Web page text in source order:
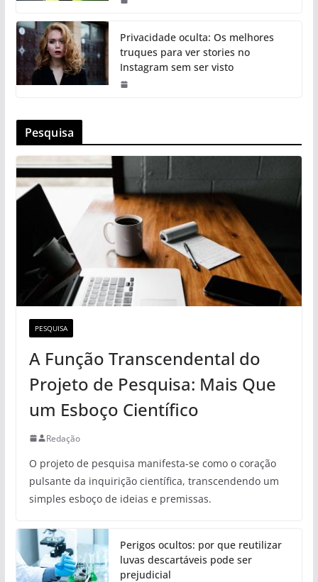
Privacidade oculta: Os melhores
truques para ver stories no
Instagram sem ser visto
Pesquisa
PESQUISA
A Função Transcendental do
Projeto de Pesquisa: Mais Que
um Esboço Científico
Redação
O projeto de pesquisa manifesta-se como o coração
pulsante da inquirição científica, transcendendo um
simples esboço de ideias e premissas.
Perigos ocultos: por que reutilizar
luvas descartáveis pode ser
prejudicial